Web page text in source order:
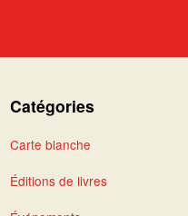
Catégories
Carte blanche
Éditions de livres